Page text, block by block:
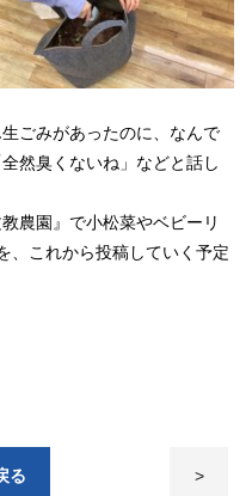
ごみがあったのに、なんで
然臭くないね」などと話し
農園』で小松菜やベビーリ
、これから投稿していく予定
る >